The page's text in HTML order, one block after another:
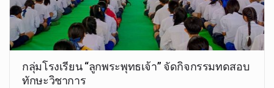
กลุ่มโรงเรียน “ลูกพระพุทธเจ้า” จัดกิจกรรมทดสอบ
ทักษะวิชาการ